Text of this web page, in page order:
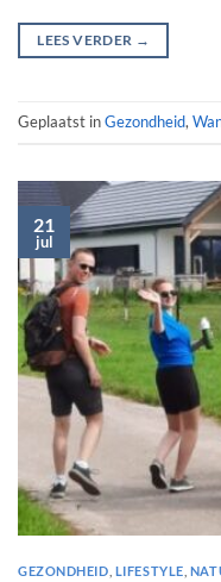
LEES VERDER →
Geplaatst inGezondheid,
21
jul
GEZONDHEID LIFESTYLE